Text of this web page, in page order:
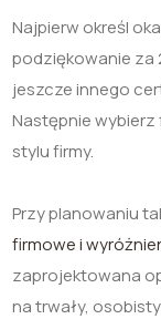
Najpierw określ
podziękowanie za
jeszcze innego
Następnie wybierz
stylu firmy.
Przy planowaniu
firmowe i
zaprojektowana
na trwały,